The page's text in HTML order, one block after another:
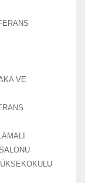
VE